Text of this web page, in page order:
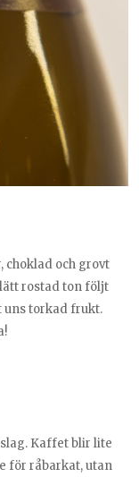
och grovt
rostad ton följt
uns torkad frukt.
Kaffet blir lite
för råbarkat, utan